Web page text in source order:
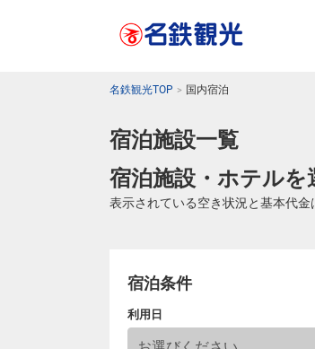
名鉄観光TOP 国内宿泊
宿泊施設一覧
宿泊施設・ホテル
表示されている空き状況と基本代
宿泊条件
利用日